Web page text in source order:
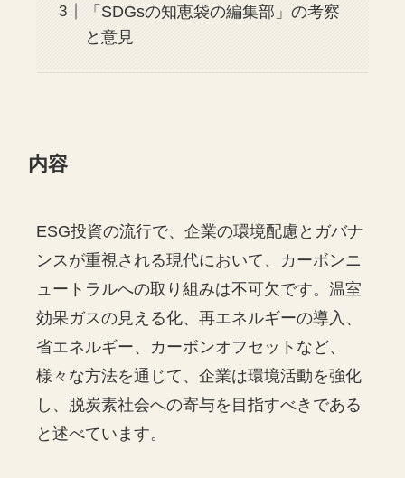
「SDGsの知恵袋の編集部」の考察
と意見
内容
ESG投資の流行で、企業の環境配慮とガバナ
ンスが重視される現代において、カーボンニ
ュートラルへの取り組みは不可欠です。温室
効果ガスの見える化、再エネルギーの導入、
省エネルギー、カーボンオフセットなど、
様々な方法を通じて、企業は環境活動を強化
し、脱炭素社会への寄与を目指すべきである
と述べています。